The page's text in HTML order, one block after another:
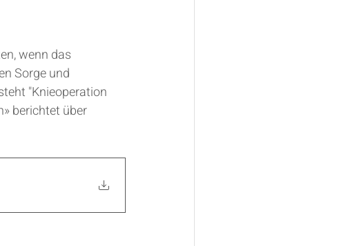
wenn das
Sorge und
"Knieoperation
berichtet über